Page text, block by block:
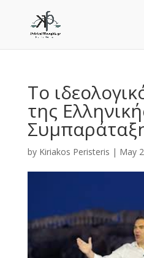
Το
της
by Kiriakos Peristeris | May